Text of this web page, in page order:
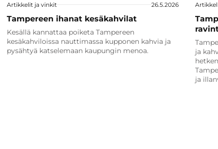
Artikkelit ja vinkit 26.5.2026
Tampereen ihanat kesäkahvilat
Kesällä kannattaa poiketa Tampereen
kesäkahviloissa nauttimassa kupponen kahvia ja
pysähtyä katselemaan kaupungin menoa.
ja
ja